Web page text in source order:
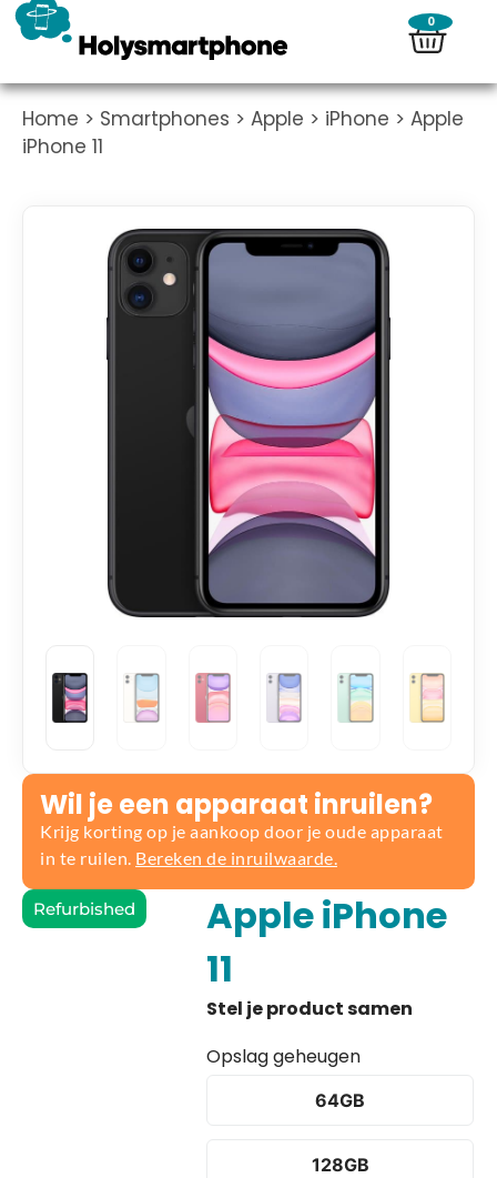
0
Home > Smartphones > Apple > iPhone > Apple
iPhone 11
Wil je een apparaat inruilen?
Krijg korting op je aankoop door je oude apparaat
in te ruilen. Bereken de inruilwaarde.
Refurbished
Apple iPhone
11
Opslag geheugen
64GB
128GB